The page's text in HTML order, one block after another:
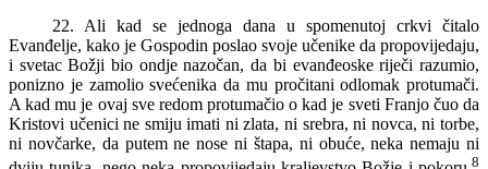
22. Ali kad se jednoga dana u spomenutoj crkvi čitalo
Evanđelje, kako je Gospodin poslao svoje učenike da propovijedaju,
i svetac Božji bio ondje nazočan, da bi evanđeoske riječi razumio,
ponizno je zamolio svećenika da mu pročitani odlomak protumači.
A kad mu je ovaj sve redom protumačio o kad je sveti Franjo čuo da
Kristovi učenici ne smiju imati ni zlata, ni srebra, ni novca, ni torbe,
ni novčarke, da putem ne nose ni štapa, ni obuće, neka nemaju ni
8